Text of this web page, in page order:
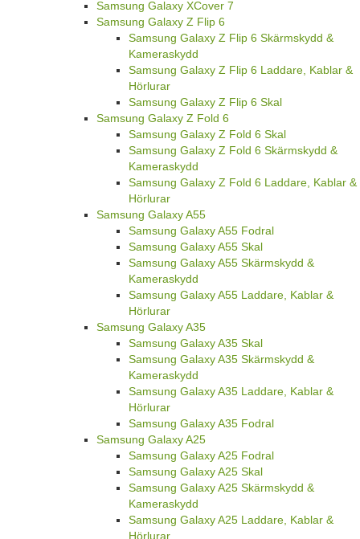
Samsung Galaxy XCover 7
Samsung Galaxy Z Flip 6
Samsung Galaxy Z Flip 6 Skärmskydd &
Kameraskydd
Samsung Galaxy Z Flip 6 Laddare, Kablar &
Hörlurar
Samsung Galaxy Z Flip 6 Skal
Samsung Galaxy Z Fold 6
Samsung Galaxy Z Fold 6 Skal
Samsung Galaxy Z Fold 6 Skärmskydd &
Kameraskydd
Samsung Galaxy Z Fold 6 Laddare, Kablar &
Hörlurar
Samsung Galaxy A55
Samsung Galaxy A55 Fodral
Samsung Galaxy A55 Skal
Samsung Galaxy A55 Skärmskydd &
Kameraskydd
Samsung Galaxy A55 Laddare, Kablar &
Hörlurar
Samsung Galaxy A35
Samsung Galaxy A35 Skal
Samsung Galaxy A35 Skärmskydd &
Kameraskydd
Samsung Galaxy A35 Laddare, Kablar &
Hörlurar
Samsung Galaxy A35 Fodral
Samsung Galaxy A25
Samsung Galaxy A25 Fodral
Samsung Galaxy A25 Skal
Samsung Galaxy A25 Skärmskydd &
Kameraskydd
Samsung Galaxy A25 Laddare, Kablar &
Hörlurar